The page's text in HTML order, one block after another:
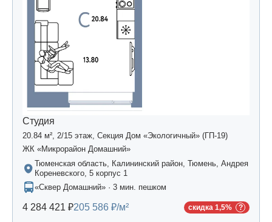
Студия
20.84 м², 2/15 этаж, Секция Дом «Экологичный» (ГП-19)
ЖК «Микрорайон Домашний»
Тюменская область, Калининский район, Тюмень, Андрея
Кореневского, 5 корпус 1
«Сквер Домашний» · 3 мин. пешком
4 284 421 ₽205 586 ₽/м² скидка 1,5%